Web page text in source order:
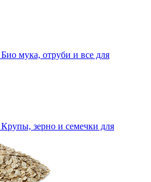
Био мука, отруби и все для
Крупы, зерно и семечки для